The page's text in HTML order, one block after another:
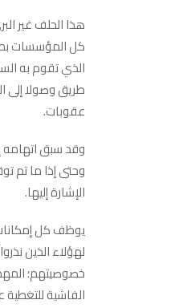
هذا الحلف غير
كل المؤسسات
الذي تقوم به
طريق وصولا إلى
عقوبات.
وقد سبق اتهامه
وحتى إذا ما تم
الإشارة إليها.
يوظف كل
لهؤلاء الذين
خصوصيتهم؛
الفاشية